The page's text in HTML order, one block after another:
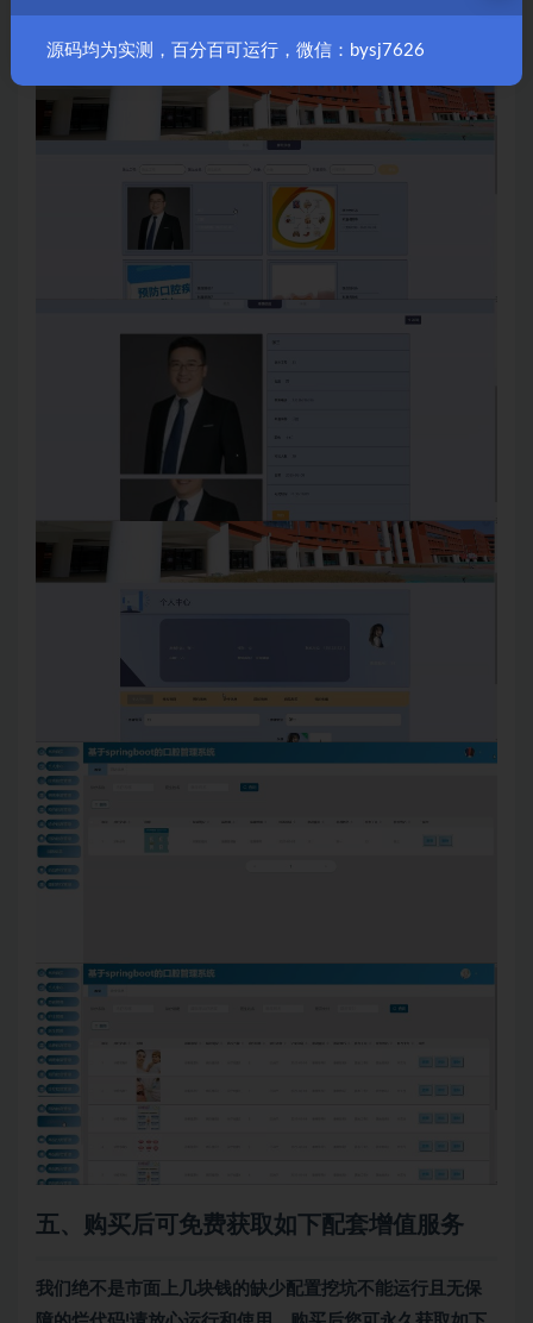
五、购买后可免费获取如下配套增值服务
我们绝不是市面上几块钱的缺少配置挖坑不能运行且无保
源码均为实测，百分百可运行，微信：bysj7626